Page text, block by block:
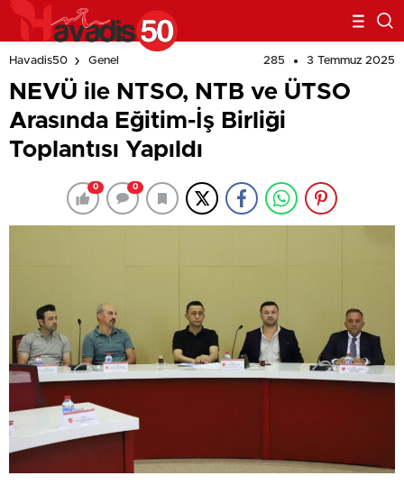
Havadis50 Genel 285 3 Temmuz 2025
NEVÜ ile NTSO, NTB ve ÜTSO
Arasında Eğitim-İş Birliği
Toplantısı Yapıldı
0 0
Gerçekleştirdi